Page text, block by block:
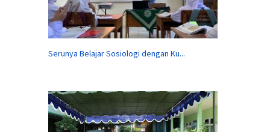
Serunya Belajar Sosiologi dengan Ku...